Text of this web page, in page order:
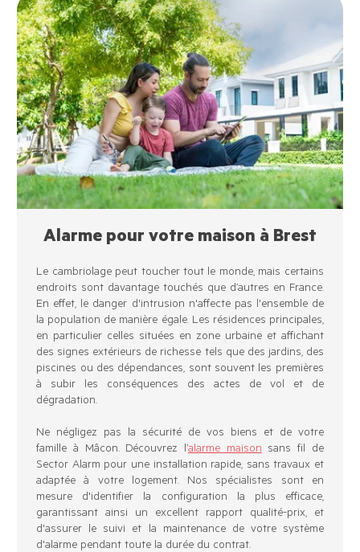
Alarme pour votre maison à Brest
Le cambriolage peut toucher tout le monde, mais certains
endroits sont davantage touchés que d’autres en France.
En effet, le danger d'intrusion n'affecte pas l'ensemble de
la population de manière égale. Les résidences principales,
en particulier celles situées en zone urbaine et affichant
des signes extérieurs de richesse tels que des jardins, des
piscines ou des dépendances, sont souvent les premières
à subir les conséquences des actes de vol et de
dégradation.
Ne négligez pas la sécurité de vos biens et de votre
famille à Mâcon. Découvrez l’alarme maisonsans fil de
Sector Alarm pour une installation rapide, sans travaux et
adaptée à votre logement. Nos spécialistes sont en
mesure d'identifier la configuration la plus efficace,
garantissant ainsi un excellent rapport qualité-prix, et
d'assurer le suivi et la maintenance de votre système
d'alarme pendant toute la durée du contrat.